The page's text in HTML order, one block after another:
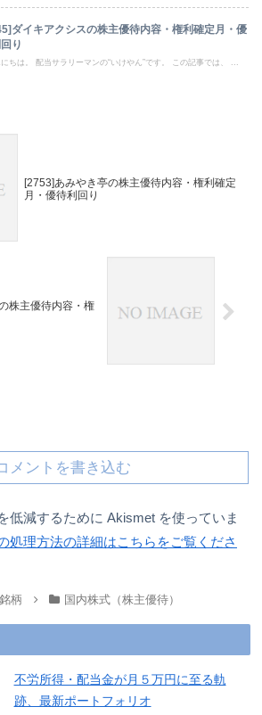
ダイキアクシスの株主優待内容・権利確定月・優
り
ちは。 配当サラリーマンの“いけやん”です。 この記事では、 ...
[2753]あみやき亭の株主優待内容・権利確定
月・優待利回り
株主優待内容・権
メントを書き込む
低減するために Akismet を使っていま
処理方法の詳細はこちらをご覧くださ
柄 国内株式（株主優待）
不労所得・配当金が月５万円に至る軌
跡、最新ポートフォリオ